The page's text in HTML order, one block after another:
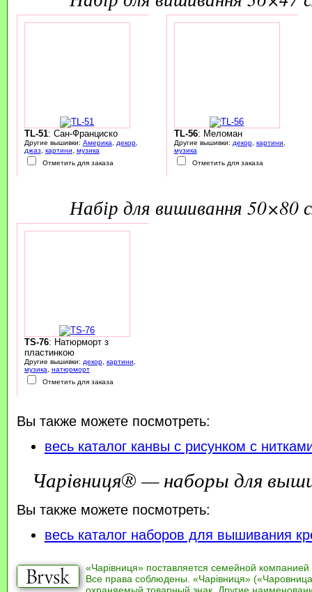
TL-51: Сан-Франциско
Другие вышивки: Америка декор,
джаз, картини
музика
Отметить для заказа
TL-56: Меломан
Другие вышивки: декор, картини
музика
Отметить для заказа
набір для вишивання
TS-76: Натюрморт з
пластинкою
Другие вышивки: декор, картини
музика
натюрморт
Отметить для заказа
Вы также можете посмотреть:
весь каталог канвы с рисунком с
Чарівниця® — наборы для
Вы также можете посмотреть:
весь каталог наборов для вышивания
«Чарівниця» поставляется семейной компанией
Все права соблюдены. «Чарівниця»